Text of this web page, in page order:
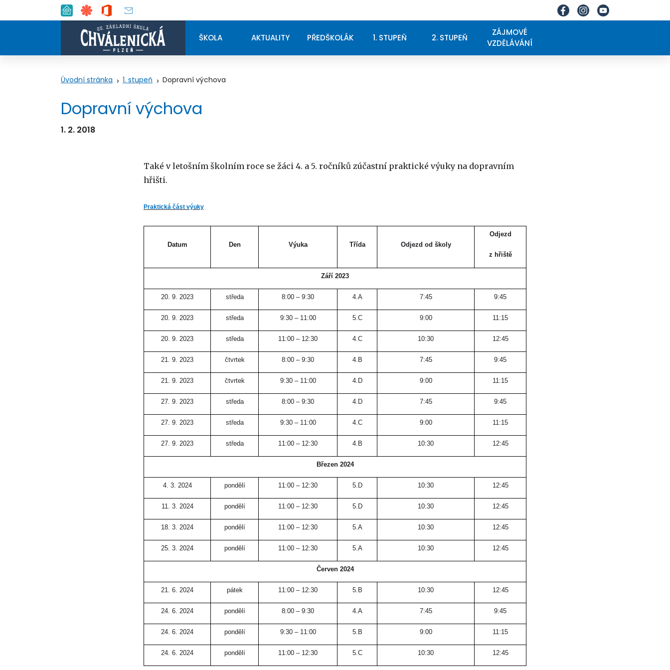
ŠKOLA AKTUALITY PŘEDŠKOLÁK 1. STUPEŇ 2. STUPEŇ
ZÁJMOVÉ
VZDĚLÁVÁNÍ
Úvodní stránka 1. stupeň Dopravní výchova
Dopravní výchova
1. 2. 2018
Také v letošním školním roce se žáci 4. a 5. ročníků zúčastní praktické výuky na dopravním
hřišti.
Praktická část výuky
Datum Den Výuka Třída Odjezd od školy
Odjezd
z hřiště
Září 2023
20. 9. 2023 středa 8:00 – 9:30 4.A 7:45 9:45
20. 9. 2023 středa 9:30 – 11:00 5.C 9:00 11:15
20. 9. 2023 středa 11:00 – 12:30 4.C 10:30 12:45
21. 9. 2023 čtvrtek 8:00 – 9:30 4.B 7:45 9:45
21. 9. 2023 čtvrtek 9:30 – 11:00 4.D 9:00 11:15
27. 9. 2023 středa 8:00 – 9:30 4.D 7:45 9:45
27. 9. 2023 středa 9:30 – 11:00 4.C 9:00 11:15
27. 9. 2023 středa 11:00 – 12:30 4.B 10:30 12:45
Březen 2024
4. 3. 2024 pondělí 11:00 – 12:30 5.D 10:30 12:45
11. 3. 2024 pondělí 11:00 – 12:30 5.D 10:30 12:45
18. 3. 2024 pondělí 11:00 – 12:30 5.A 10:30 12:45
25. 3. 2024 pondělí 11:00 – 12:30 5.A 10:30 12:45
Červen 2024
21. 6. 2024 pátek 11:00 – 12:30 5.B 10:30 12:45
24. 6. 2024 pondělí 8:00 – 9:30 4.A 7:45 9:45
24. 6. 2024 pondělí 9:30 – 11:00 5.B 9:00 11:15
24. 6. 2024 pondělí 11:00 – 12:30 5.C 10:30 12:45